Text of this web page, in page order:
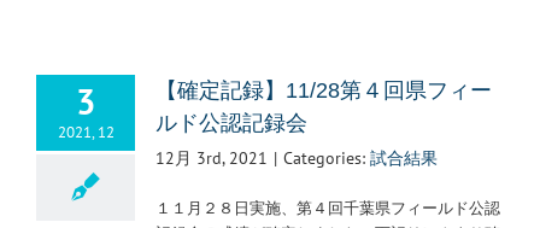
3
2021, 12
【確定記録】11/28第４回県フィー
ルド公認記録会
12月 3rd, 2021 | Categories: 試合結果
１１月２８日実施、第４回千葉県フィールド公認